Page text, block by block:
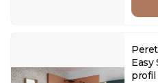
Easy
profil